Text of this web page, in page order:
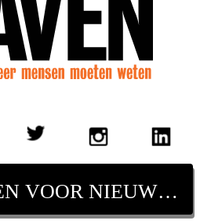
AANMELDEN VOOR NIEUWSBRIEF